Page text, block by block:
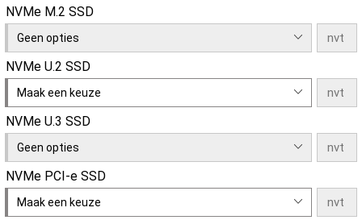
NVMe M.2 SSD
Geen opties
NVMe U.2 SSD
Maak een keuze
NVMe U.3 SSD
Geen opties
NVMe PCI-e SSD
Maak een keuze